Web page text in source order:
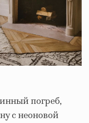
погреб,
с неоновой